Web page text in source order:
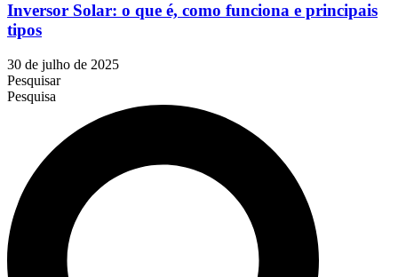
Inversor Solar: o que é, como funciona e principais
tipos
30 de julho de 2025
Pesquisar
Pesquisa